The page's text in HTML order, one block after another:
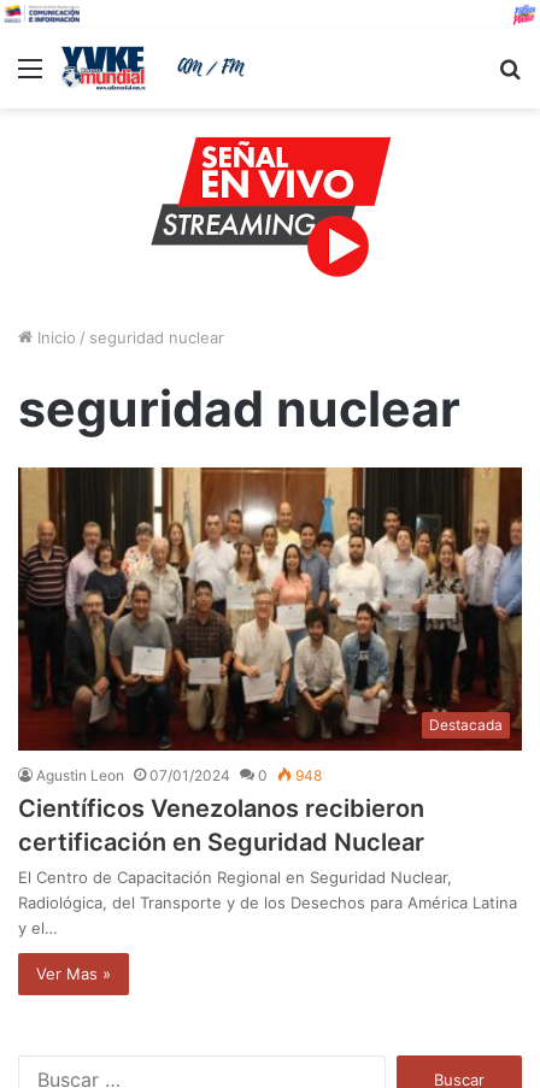
Menu
Inicio / seguridad nuclear
seguridad nuclear
Destacada
Agustin Leon 07/01/2024 0 948
Científicos Venezolanos recibieron
certificación en Seguridad Nuclear
El Centro de Capacitación Regional en Seguridad Nuclear,
Radiológica, del Transporte y de los Desechos para América Latina
y el…
Ver Mas »